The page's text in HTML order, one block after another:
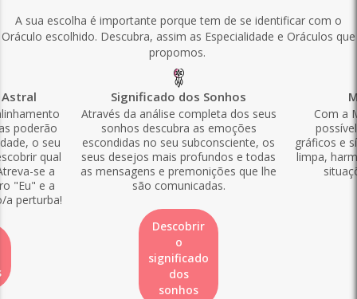
A sua escolha é importante porque tem de se identificar com o
Oráculo escolhido. Descubra, assim as Especialidade e Oráculos que
propomos.
poderão
o seu
qual
se a
"Eu" e a
a perturba!
Significado dos Sonhos
Através da análise completa dos seus
sonhos descubra as emoções
escondidas no seu subconsciente, os
seus desejos mais profundos e todas
as mensagens e premonições que lhe
são comunicadas.
Descobrir
o
significado
dos
sonhos
Com a
gráficos e
limpa,